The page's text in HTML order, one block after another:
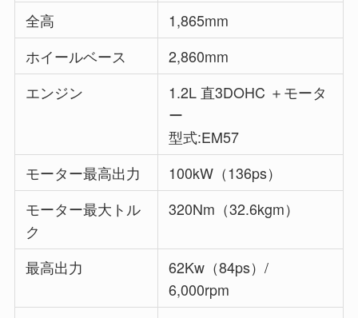
全高
1,865mm
ホイールベース
2,860mm
エンジン
1.2L 直3DOHC ＋モータ
ー
型式:EM57
モーター最高出力
100kW（136ps）
モーター最大トル
ク
320Nm（32.6kgm）
最高出力
62Kw（84ps）/
6,000rpm